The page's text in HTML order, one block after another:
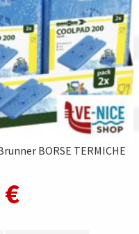
BORSE TERMICHE
€